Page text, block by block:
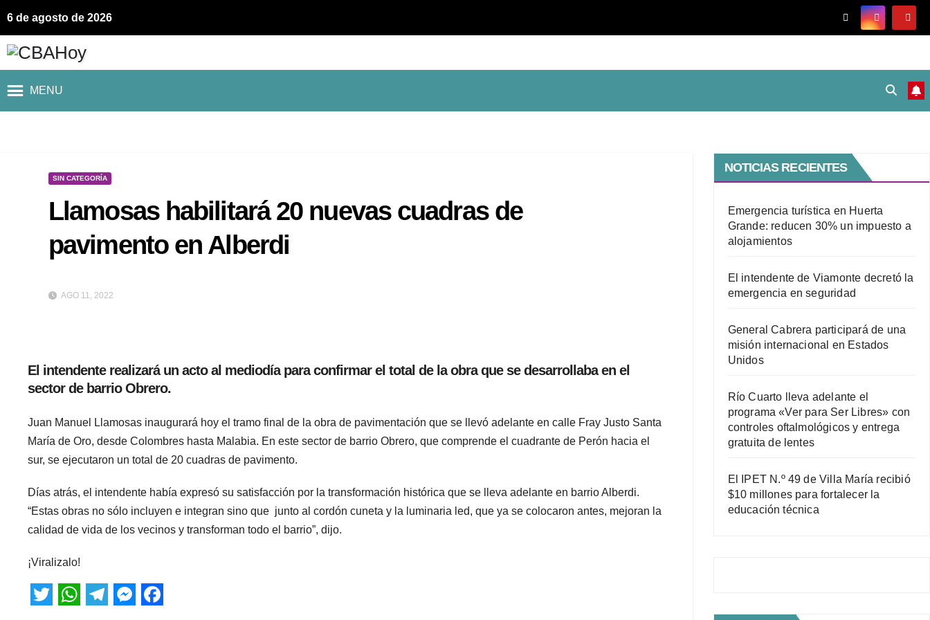
6 de agosto de 2026
MENU
SIN CATEGORÍA
Llamosas habilitará 20 nuevas cuadras de
pavimento en Alberdi
AGO 11, 2022
El intendente realizará un acto al mediodía para confirmar el total de la obra que se desarrollaba en el
sector de barrio Obrero.
Juan Manuel Llamosas inaugurará hoy el tramo final de la obra de pavimentación que se llevó adelante en calle Fray Justo Santa
María de Oro, desde Colombres hasta Malabia. En este sector de barrio Obrero, que comprende el cuadrante de Perón hacia el
sur, se ejecutaron un total de 20 cuadras de pavimento.
Días atrás, el intendente había expresó su satisfacción por la transformación histórica que se lleva adelante en barrio Alberdi.
“Estas obras no sólo incluyen e integran sino que junto al cordón cuneta y la luminaria led, que ya se colocaron antes, mejoran la
calidad de vida de los vecinos y transforman todo el barrio”, dijo.
¡Viralizalo!
NOTICIAS RECIENTES
Emergencia turística en Huerta
Grande: reducen 30% un impuesto a
alojamientos
El intendente de Viamonte decretó la
emergencia en seguridad
General Cabrera participará de una
misión internacional en Estados
Unidos
Río Cuarto lleva adelante el
programa «Ver para Ser Libres» con
controles oftalmológicos y entrega
gratuita de lentes
El IPET N.º 49 de Villa María recibió
$10 millones para fortalecer la
educación técnica